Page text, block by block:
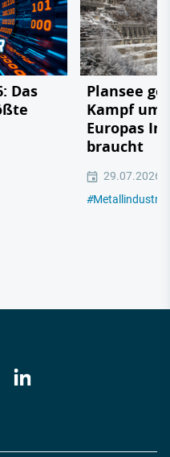
Das
Plansee
Kampf um
Europas
braucht
29.07.2026
#Metallindustrie